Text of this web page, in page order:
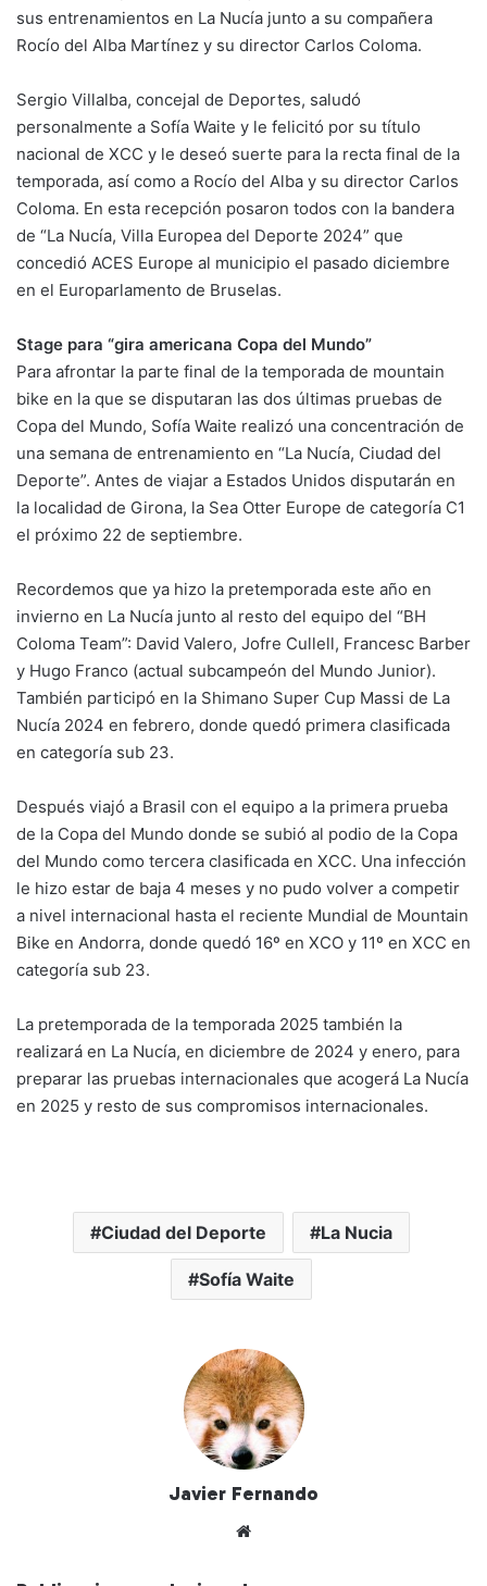
sus entrenamientos en La Nucía junto a su compañera
Rocío del Alba Martínez y su director Carlos Coloma.
Sergio Villalba, concejal de Deportes, saludó
personalmente a Sofía Waite y le felicitó por su título
nacional de XCC y le deseó suerte para la recta final de la
temporada, así como a Rocío del Alba y su director Carlos
Coloma. En esta recepción posaron todos con la bandera
de “La Nucía, Villa Europea del Deporte 2024” que
concedió ACES Europe al municipio el pasado diciembre
en el Europarlamento de Bruselas.
Stage para “gira americana Copa del Mundo”
Para afrontar la parte final de la temporada de mountain
bike en la que se disputaran las dos últimas pruebas de
Copa del Mundo, Sofía Waite realizó una concentración de
una semana de entrenamiento en “La Nucía, Ciudad del
Deporte”. Antes de viajar a Estados Unidos disputarán en
la localidad de Girona, la Sea Otter Europe de categoría C1
el próximo 22 de septiembre.
Recordemos que ya hizo la pretemporada este año en
invierno en La Nucía junto al resto del equipo del “BH
Coloma Team”: David Valero, Jofre Cullell, Francesc Barber
y Hugo Franco (actual subcampeón del Mundo Junior).
También participó en la Shimano Super Cup Massi de La
Nucía 2024 en febrero, donde quedó primera clasificada
en categoría sub 23.
Después viajó a Brasil con el equipo a la primera prueba
de la Copa del Mundo donde se subió al podio de la Copa
del Mundo como tercera clasificada en XCC. Una infección
le hizo estar de baja 4 meses y no pudo volver a competir
a nivel internacional hasta el reciente Mundial de Mountain
Bike en Andorra, donde quedó 16º en XCO y 11º en XCC en
categoría sub 23.
La pretemporada de la temporada 2025 también la
realizará en La Nucía, en diciembre de 2024 y enero, para
preparar las pruebas internacionales que acogerá La Nucía
en 2025 y resto de sus compromisos internacionales.
Ciudad del Deporte La Nucia
Sofía Waite
Javier Fernando